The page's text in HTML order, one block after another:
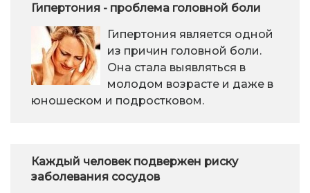
Гипертония - проблема головной боли
Гипертония является одной
из причин головной боли.
Она стала выявляться в
молодом возрасте и даже в
юношеском и подростковом.
Каждый человек подвержен риску
заболевания сосудов